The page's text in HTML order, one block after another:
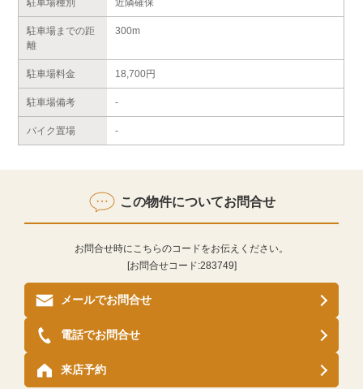
駐車場種別 近隣確保
駐車場までの距
離
300m
駐車場料金 18,700円
駐車場備考 -
バイク置場 -
この物件についてお問合せ
お問合せ時にこちらのコードをお伝えください。
[お問合せコード:283749]
メールでお問合せ
来店予約
電話でお問合せ